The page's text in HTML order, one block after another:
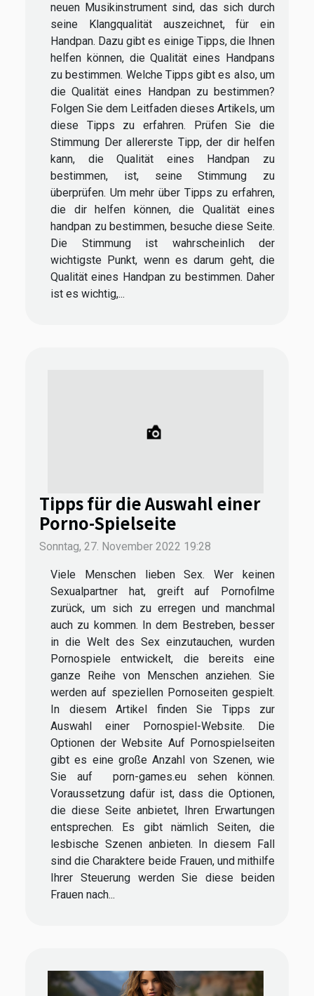
neuen Musikinstrument sind, das sich durch
seine Klangqualität auszeichnet, für ein
Handpan. Dazu gibt es einige Tipps, die Ihnen
helfen können, die Qualität eines Handpans
zu bestimmen. Welche Tipps gibt es also, um
die Qualität eines Handpan zu bestimmen?
Folgen Sie dem Leitfaden dieses Artikels, um
diese Tipps zu erfahren. Prüfen Sie die
Stimmung Der allererste Tipp, der dir helfen
kann, die Qualität eines Handpan zu
bestimmen, ist, seine Stimmung zu
überprüfen. Um mehr über Tipps zu erfahren,
die dir helfen können, die Qualität eines
handpan zu bestimmen, besuche diese Seite.
Die Stimmung ist wahrscheinlich der
wichtigste Punkt, wenn es darum geht, die
Qualität eines Handpan zu bestimmen. Daher
ist es wichtig,...
Tipps für die Auswahl einer
Porno-Spielseite
Sonntag, 27. November 2022 19:28
Viele Menschen lieben Sex. Wer keinen
Sexualpartner hat, greift auf Pornofilme
zurück, um sich zu erregen und manchmal
auch zu kommen. In dem Bestreben, besser
in die Welt des Sex einzutauchen, wurden
Pornospiele entwickelt, die bereits eine
ganze Reihe von Menschen anziehen. Sie
werden auf speziellen Pornoseiten gespielt.
In diesem Artikel finden Sie Tipps zur
Auswahl einer Pornospiel-Website. Die
Optionen der Website Auf Pornospielseiten
gibt es eine große Anzahl von Szenen, wie
Sie auf porn-games.eu sehen können.
Voraussetzung dafür ist, dass die Optionen,
die diese Seite anbietet, Ihren Erwartungen
entsprechen. Es gibt nämlich Seiten, die
lesbische Szenen anbieten. In diesem Fall
sind die Charaktere beide Frauen, und mithilfe
Ihrer Steuerung werden Sie diese beiden
Frauen nach...